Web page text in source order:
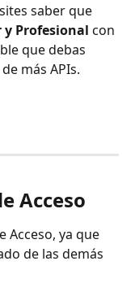
saber que
y Profesional con
que debas
más APIs.
Acceso
Acceso, ya que
de las demás